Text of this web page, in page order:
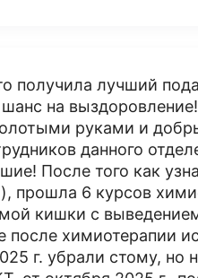
получила лучший
на
руками и
данного
После того как
прошла 6 курсов
кишки с
химиотерапии
г. убрали стому, но